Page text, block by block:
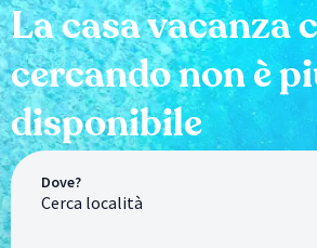
La casa vacanza
cercando non è
disponibile
Dove?